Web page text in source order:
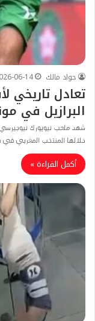
جواد مالك
06-14
تعادل تاريخي
البرازيل في
شهد ملعب نيويورك نيوجيرسي
خلالها المنتخب المغربي
أكمل القراءة »